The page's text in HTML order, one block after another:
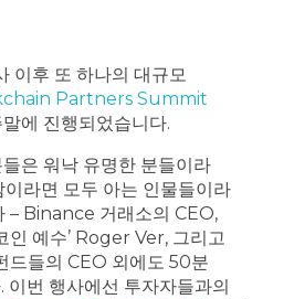
후 또 하나의 대규모
Partners Summit
에 진행되었습니다.
은 워낙 유명한 분들이라
라면 모두 아는 인물들이라
– Binance 거래소의 CEO,
인 예수’ Roger Ver, 그리고
드들의 CEO 외에도 50분
이번 행사에선 투자자들과의